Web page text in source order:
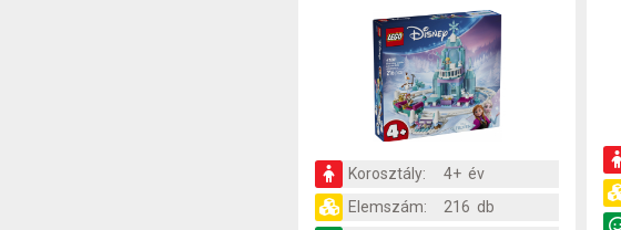
Korosztály:
4+ év
Elemszám:
216 db